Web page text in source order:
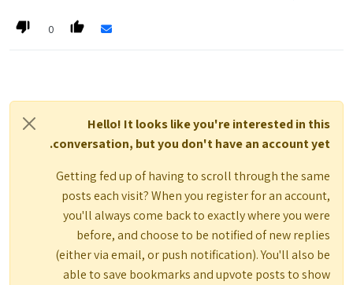
0
Hello! It looks like you're interested in this
conversation, but you don't have an account yet.
Getting fed up of having to scroll through the same
posts each visit? When you register for an account,
you'll always come back to exactly where you were
before, and choose to be notified of new replies
(either via email, or push notification). You'll also be
able to save bookmarks and upvote posts to show